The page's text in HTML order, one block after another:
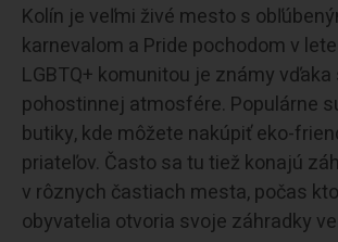
Kolín je veľmi živé mesto s
karnevalom a Pride pochodom v
LGBTQ+ komunitou je známy
pohostinnej atmosfére. Populárne
butiky, kde môžete nakúpiť eko-
priateľov. Často sa tu tiež konajú
v rôznych častiach mesta, počas
obyvatelia otvoria svoje záhradky